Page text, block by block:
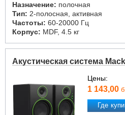
Назначение: полочная
Тип: 2-полосная, активная
Частоты: 60-20000 Гц
Корпус: MDF, 4.5 кг
Акустическая система
Цены:
1 143,00
Где